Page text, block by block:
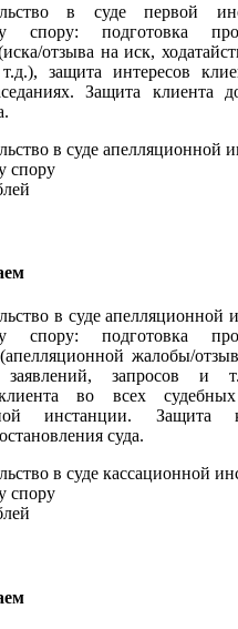
в суде первой
спору: подготовка
отзыва на иск,
защита интересов
Защита клиента
в суде апелляционной
спору
в суде апелляционной
спору: подготовка
жалобы/
заявлений, запросов и
во всех судебных
инстанции. Защита
суда.
в суде кассационной
спору